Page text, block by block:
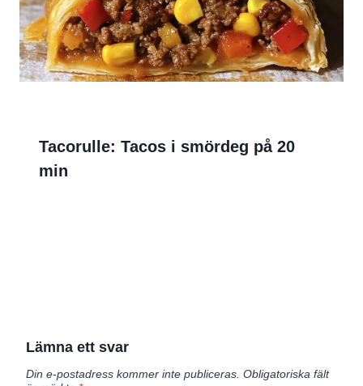
Tacorulle: Tacos i smördeg på 20
min
Lämna ett svar
Din e-postadress kommer inte publiceras. Obligatoriska fält